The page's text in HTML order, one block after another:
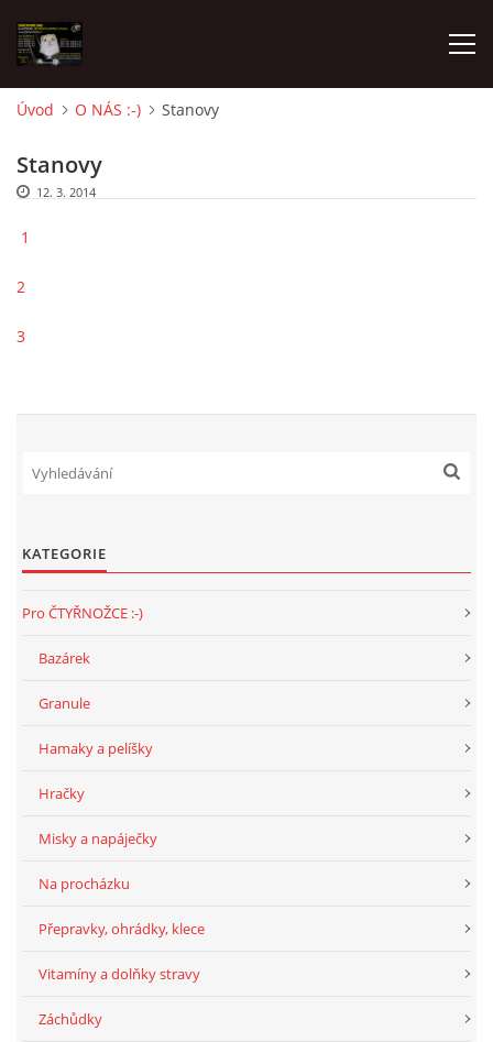
FRETKY V ÚTULKU
VIRTUÁLNÍ ADOPCE
V NOVÝCH DOMOVECH
DFD - DOMOV FRETČÍCH DŮCHODCŮ
PODMÍNKY PŘEVZETÍ FRETKY.
O FRETCE
O FRETCE
PÉČE O FRETKU
CHCI SI POŘÍDIT FRETKU
VÝCHOVA FRETKY
Úvod O NÁS :-) Stanovy
Stanovy
12. 3. 2014
1
2
3
KATEGORIE
Pro ČTYŘNOŽCE :-)
Bazárek
Granule
Hamaky a pelíšky
Hračky
Misky a napáječky
Na procházku
Přepravky, ohrádky, klece
Vitamíny a dolňky stravy
Záchůdky